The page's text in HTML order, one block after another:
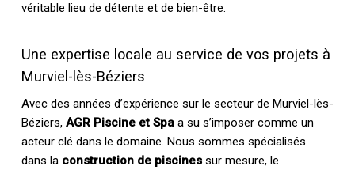
véritable lieu de détente et de bien-être.
Une expertise locale au service de vos projets à
Murviel-lès-Béziers
Avec des années d’expérience sur le secteur de Murviel-lès-
Béziers, AGR Piscine et Spaa su s’imposer comme un
acteur clé dans le domaine. Nous sommes spécialisés
dans la construction de piscinessur mesure, le